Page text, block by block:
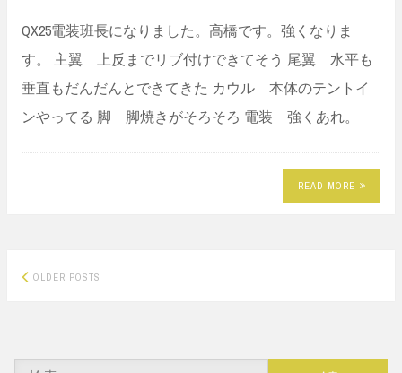
QX25電装班長になりました。高橋です。強くなりま
す。 主翼 上反までリブ付けできてそう 尾翼 水平も
垂直もだんだんとできてきた カウル 本体のテントイ
ンやってる 脚 脚焼きがそろそろ 電装 強くあれ。
READ MORE
Posts
OLDER POSTS